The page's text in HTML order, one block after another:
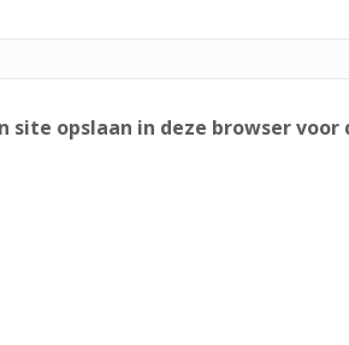
site opslaan in deze browser